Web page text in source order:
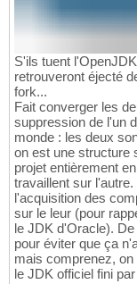
S'ils tuent
retrouveront éjecté
fork...
Fait converger les
suppression de l'un
monde : les deux
on est une structure
projet entièrement
travaillent sur
l'acquisition des
sur le leur (pour
le JDK d'Oracle).
pour éviter que ça
mais comprenez,
le JDK officiel fini